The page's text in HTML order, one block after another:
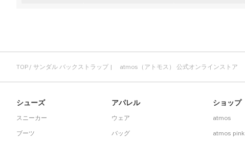
TOP サンダル バックストラップ | atmos（アトモス） 公式オンラインストア
シューズ
スニーカー
ブーツ
アパレル
ウェア
バッグ
ショップ
atmos
atmos pink